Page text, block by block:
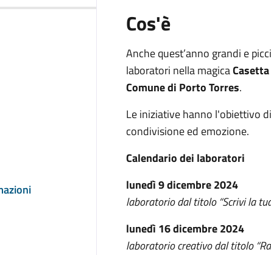
Cos'è
Anche quest’anno grandi e
laboratori nella magicaCasetta
Comune di Porto Torres.
Le iniziative hanno l'obiettivo
condivisione ed emozione.
Calendario dei laboratori
lunedì 9 dicembre 2024
laboratorio dal titolo “Scrivi la
lunedì 16 dicembre 2024
laboratorio creativo dal titolo